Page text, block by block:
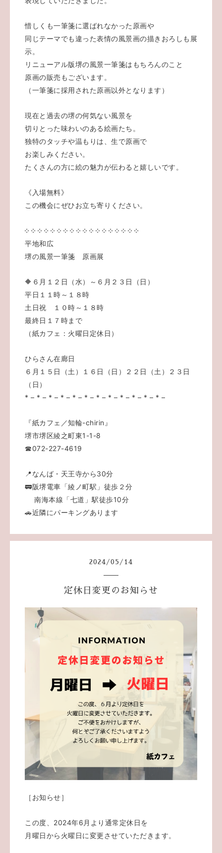
惜しくも一筆箋に選ばれなかった原画や
同じテーマでも違った表情の風景画の描きおろしも展
示。
リニューアル版堺の風景一筆箋はもちろんのこと
原画の販売もございます。
（一筆箋に採用された原画以外となります）
現在と過去の堺の何気ない風景を
切りとった味わいのある絵画たち。
独特のタッチや温もりは、生で原画で
お楽しみください。
たくさんの方に絵の魅力が伝わると嬉しいです。
《入場無料》
この機会にぜひお立ち寄りください。
༶ ༶ ༶ ༶ ༶ ༶ ༶ ༶ ༶ ༶ ༶ ༶ ༶ ༶ ༶ ༶ ༶ ༶
平地和広
堺の風景一筆箋 原画展
🔶６月１２日（水）～６月２３日（日）
平日１１時～１８時
土日祝 １０時～１８時
最終日１７時まで
（紙カフェ：火曜日定休日）
ひらさん在廊日
６月１５日（土）１６日（日）２２日（土）２３日
（日）
* – * – * – * – * – * – * – * – * – * – * – * –
『紙カフェ／知輪-chirin』
堺市堺区綾之町東1-1-8
☎072-227-4619
📍なんば・天王寺から30分
🚃阪堺電車「綾ノ町駅」徒歩２分
南海本線「七道」駅徒歩10分
🚗近隣にパーキングあります
2024 /05 / 14
定休日変更のお知らせ
［お知らせ］
この度、2024年6月より通常定休日を
月曜日から火曜日に変更させていただきます。